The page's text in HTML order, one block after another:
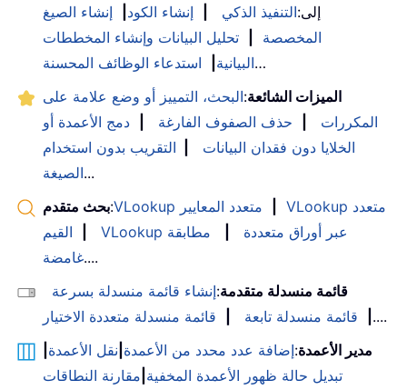
إلى:التنفيذ الذكي إنشاء الكود
إنشاء الصيغ
المخصصة
تحليل البيانات وإنشاء المخططات
البيانية
استدعاء الوظائف المحسنة
…
الميزات الشائعة:البحث، التمييز أو وضع علامة على
المكررات
حذف الصفوف الفارغة
دمج الأعمدة أو
الخلايا دون فقدان البيانات
التقريب بدون استخدام
الصيغة...
بحث متقدم: VLookup متعدد المعايير
VLookup متعدد
القيم
VLookup عبر أوراق متعددة
مطابقة
غامضة....
قائمة منسدلة متقدمة:إنشاء قائمة منسدلة بسرعة
قائمة منسدلة تابعة قائمة منسدلة متعددة الاختيار
....
مدير الأعمدة:إضافة عدد محدد من الأعمدة نقل الأعمدة
تبديل حالة ظهور الأعمدة المخفية مقارنة النطاقات